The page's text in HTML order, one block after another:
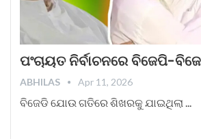
ପଂଚାୟତ ନିର୍ବାଚନରେ ବିଜେପି-
ABHILAS Apr 11, 2026
ବିଜେଡି ଯୋଉ ଗତିରେ ଶିଖରକୁ ଯାଇଥିଲା ...